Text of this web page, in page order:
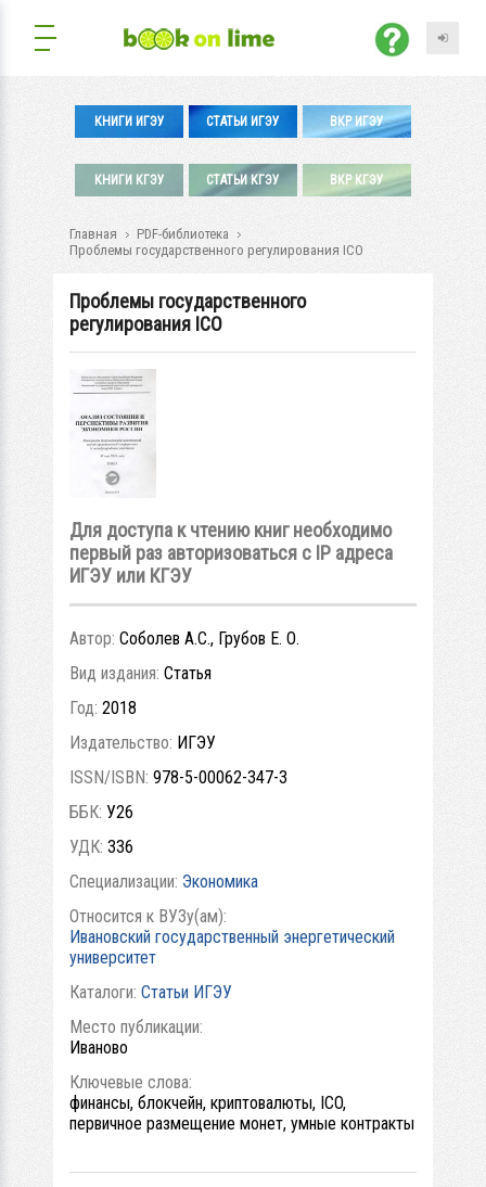
КНИГИ ИГЭУ СТАТЬИ ИГЭУ ВКР ИГЭУ
КНИГИ КГЭУ СТАТЬИ КГЭУ ВКР КГЭУ
Главная
PDF-библиотека
Проблемы государственного регулирования ICO
Проблемы государственного
регулирования ICO
Для доступа к чтению книг необходимо
первый раз авторизоваться с IP адреса
ИГЭУ или КГЭУ
Автор: Соболев А.С., Грубов Е. О.
Вид издания: Статья
Год: 2018
Издательство: ИГЭУ
ISSN/ISBN: 978-5-00062-347-3
ББК: У26
УДК: 336
Специализации: Экономика
Относится к ВУЗу(ам):
Ивановский государственный энергетический
университет
Каталоги: Статьи ИГЭУ
Место публикации:
Иваново
Ключевые слова:
финансы, блокчейн, криптовалюты, ICO,
первичное размещение монет, умные контракты